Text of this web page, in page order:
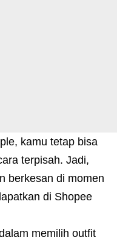
kamu tetap bisa
terpisah. Jadi,
berkesan di momen
di Shopee
memilih outfit